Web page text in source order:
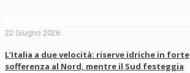
22 Giugno 2026
L’Italia a due velocità: riserve idriche in forte
sofferenza al Nord, mentre il Sud festeggia